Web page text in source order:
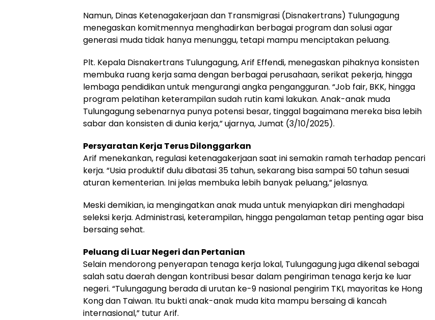
Namun, Dinas Ketenagakerjaan dan Transmigrasi (Disnakertrans) Tulungagung
menegaskan komitmennya menghadirkan berbagai program dan solusi agar
generasi muda tidak hanya menunggu, tetapi mampu menciptakan peluang.
Plt. Kepala Disnakertrans Tulungagung, Arif Effendi, menegaskan pihaknya konsisten
membuka ruang kerja sama dengan berbagai perusahaan, serikat pekerja, hingga
lembaga pendidikan untuk mengurangi angka pengangguran. “Job fair, BKK, hingga
program pelatihan keterampilan sudah rutin kami lakukan. Anak-anak muda
Tulungagung sebenarnya punya potensi besar, tinggal bagaimana mereka bisa lebih
sabar dan konsisten di dunia kerja,” ujarnya, Jumat (3/10/2025).
Persyaratan Kerja Terus Dilonggarkan
Arif menekankan, regulasi ketenagakerjaan saat ini semakin ramah terhadap pencari
kerja. “Usia produktif dulu dibatasi 35 tahun, sekarang bisa sampai 50 tahun sesuai
aturan kementerian. Ini jelas membuka lebih banyak peluang,” jelasnya.
Meski demikian, ia mengingatkan anak muda untuk menyiapkan diri menghadapi
seleksi kerja. Administrasi, keterampilan, hingga pengalaman tetap penting agar bisa
bersaing sehat.
Peluang di Luar Negeri dan Pertanian
Selain mendorong penyerapan tenaga kerja lokal, Tulungagung juga dikenal sebagai
salah satu daerah dengan kontribusi besar dalam pengiriman tenaga kerja ke luar
negeri. “Tulungagung berada di urutan ke-9 nasional pengirim TKI, mayoritas ke Hong
Kong dan Taiwan. Itu bukti anak-anak muda kita mampu bersaing di kancah
internasional,” tutur Arif.